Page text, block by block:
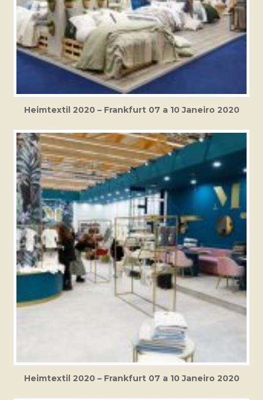
Heimtextil 2020 – Frankfurt 07 a 10 Janeiro 2020
Heimtextil 2020 – Frankfurt 07 a 10 Janeiro 2020